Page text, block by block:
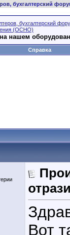
бухгалтерский
бухгалтерский
(ОСНО)
нашем
Справка
Вот